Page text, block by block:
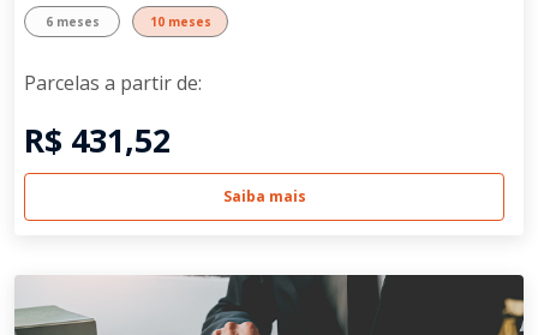
6 meses 10 meses
Parcelas a partir de:
R$ 431,52
Saiba mais